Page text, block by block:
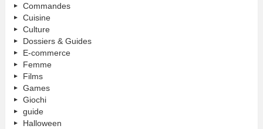
Commandes
Cuisine
Culture
Dossiers & Guides
E-commerce
Femme
Films
Games
Giochi
guide
Halloween